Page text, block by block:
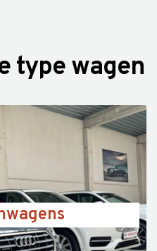
type wagen